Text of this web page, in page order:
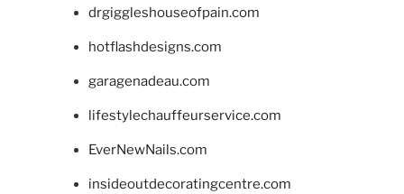
drgiggleshouseofpain.com
hotflashdesigns.com
garagenadeau.com
lifestylechauffeurservice.com
EverNewNails.com
insideoutdecoratingcentre.com